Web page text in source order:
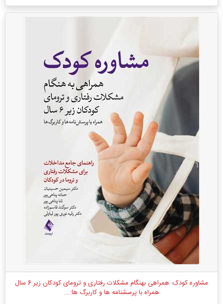
مشاوره کودک: همراهی بهنگام مشکلات رفتاری و ترومای کودکان زیر 6 سال
همراه با پرسشنامه ها و کاربرگ ها:...